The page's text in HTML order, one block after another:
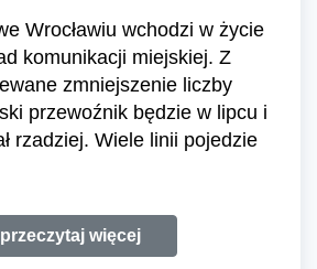
Wrocławiu wchodzi w życie
komunikacji miejskiej. Z
zmniejszenie liczby
przewoźnik będzie w lipcu i
rzadziej. Wiele linii pojedzie
przeczytaj więcej